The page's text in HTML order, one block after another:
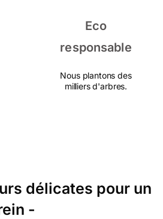
Eco
responsable
Nous plantons des
milliers d'arbres.
délicates pour un
-